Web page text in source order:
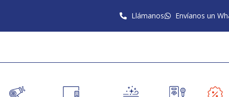
Llámanos Envíanos un